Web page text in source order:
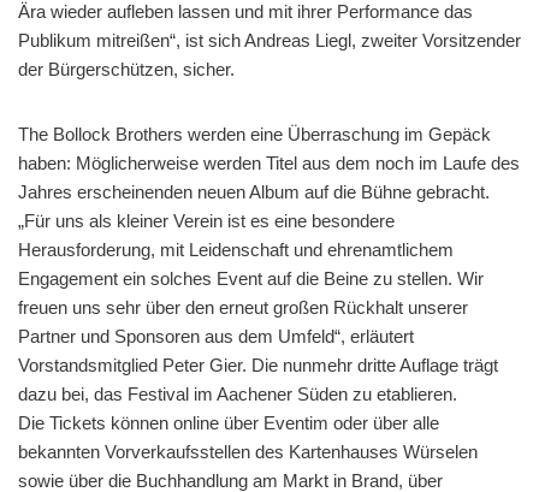
Ära wieder aufleben lassen und mit ihrer Performance das
Publikum mitreißen“, ist sich Andreas Liegl, zweiter Vorsitzender
der Bürgerschützen, sicher.
The Bollock Brothers werden eine Überraschung im Gepäck
haben: Möglicherweise werden Titel aus dem noch im Laufe des
Jahres erscheinenden neuen Album auf die Bühne gebracht.
„Für uns als kleiner Verein ist es eine besondere
Herausforderung, mit Leidenschaft und ehrenamtlichem
Engagement ein solches Event auf die Beine zu stellen. Wir
freuen uns sehr über den erneut großen Rückhalt unserer
Partner und Sponsoren aus dem Umfeld“, erläutert
Vorstandsmitglied Peter Gier. Die nunmehr dritte Auflage trägt
dazu bei, das Festival im Aachener Süden zu etablieren.
Die Tickets können online über Eventim oder über alle
bekannten Vorverkaufsstellen des Kartenhauses Würselen
sowie über die Buchhandlung am Markt in Brand, über